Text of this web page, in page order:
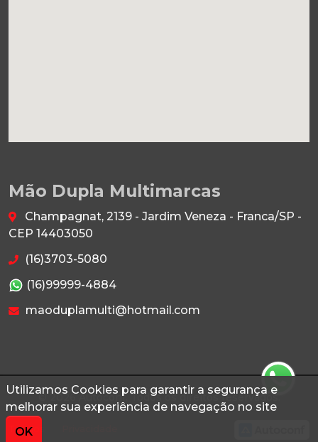
Utilizamos Cookies para garantir a segurança e
melhorar sua experiência de navegação no site
OK
Mão Dupla Multimarcas
Champagnat, 2139 - Jardim Veneza - Franca/SP -
CEP 14403050
(16)3703-5080
(16)99999-4884
maoduplamulti@hotmail.com
© 2026 Autoconf. Todos os direitos reservados.
Termos